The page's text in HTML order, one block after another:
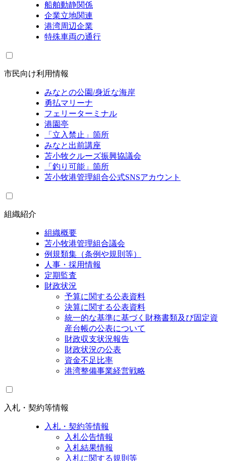
船舶動静関係
企業立地関連
港湾周辺企業
特殊車両の通行
市民向け利用情報
みなとの公園/身近な海岸
勇払マリーナ
フェリーターミナル
港園亭
「立入禁止」箇所
みなと出前講座
苫小牧クルーズ振興協議会
「釣り可能」箇所
苫小牧港管理組合公式SNSアカウント
組織紹介
組織概要
苫小牧港管理組合議会
例規類集（条例や規則等）
人事・採用情報
定期監査
財政状況
予算に関する公表資料
決算に関する公表資料
統一的な基準に基づく財務書類及び固定資
産台帳の公表について
財政収支状況報告
財政状況の公表
資金不足比率
港湾整備事業経営戦略
入札・契約等情報
入札・契約等情報
入札公告情報
入札結果情報
入札に関する規則等